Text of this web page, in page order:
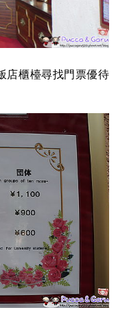
店櫃檯尋找門票優待